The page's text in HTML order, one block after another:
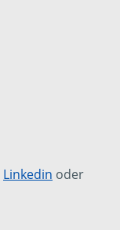
Linkedin oder